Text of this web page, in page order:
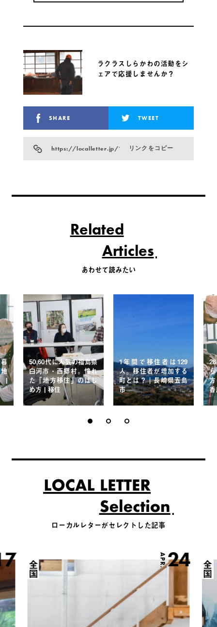
ラクラスしらかわの活動をシ
ェアで応援しませんか？
SHARE TWEET
https://localletter.jp/?p=19186リンクをコピー
Related
Articles
あわせて読みたい
|
50,60代に人気の福島県
白河市・西郷村。憧れ
た「地方移住」のはじ
め方 | 移住
1年間で移住者は129
人。移住者が増加する
町とは？｜長崎県五島
市
ローカルレターがセレクトした記事
APR.24
全国 全国